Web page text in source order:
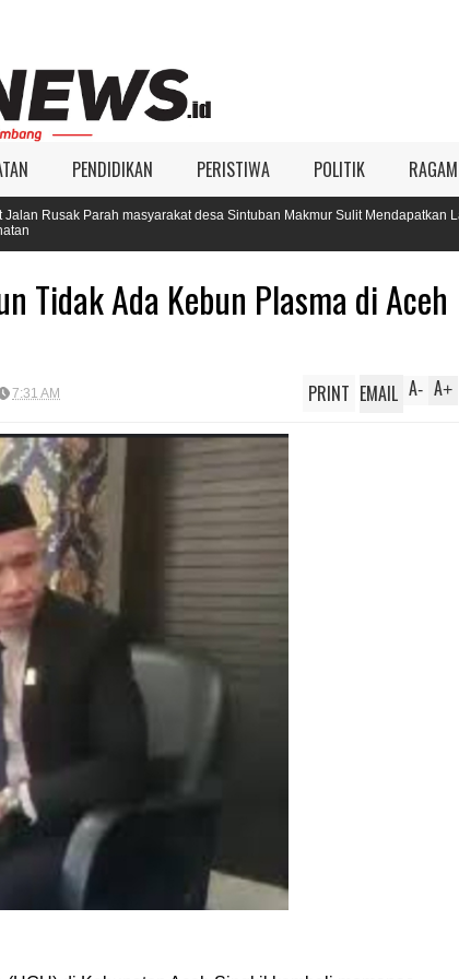
PENDIDIKAN PERISTIWA POLITIK RAGAM
desa Sintuban Makmur Sulit Mendapatkan Layanan
Tidak Ada Kebun Plasma di Aceh
7:31 AM A+
A-
PRINT EMAIL